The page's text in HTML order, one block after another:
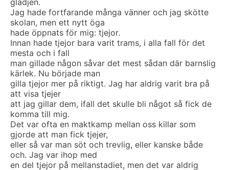
Jag hade fortfarande många vänner och jag skötte
skolan, men ett nytt öga
hade öppnats för mig: tjejor.
Innan hade tjejor bara varit trams, i alla fall för det
mesta och i fall
man gillade någon såvar det mest sådan där barnslig
kärlek. Nu började man
gilla tjejor mer på riktigt. Jag har aldrig varit bra på
att visa tjejer
att jag gillar dem, ifall det skulle bli något så fick de
komma till mig.
Det var ofta en maktkamp mellan oss killar som
gjorde att man fick tjejer,
eller så var man söt och trevlig, eller kanske både
och. Jag var ihop med
en del tjejor på mellanstadiet, men det var aldrig